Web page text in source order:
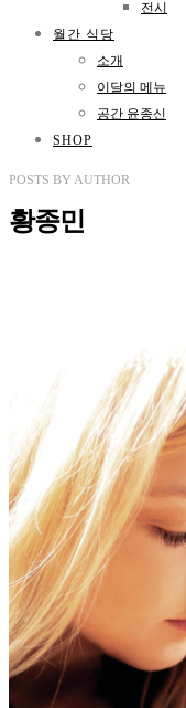
전시
월간 식당
소개
이달의 메뉴
공간 윤종신
SHOP
POSTS BY AUTHOR
황종민